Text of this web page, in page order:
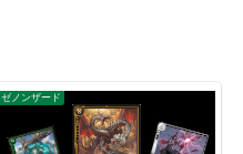
ゼノンザード